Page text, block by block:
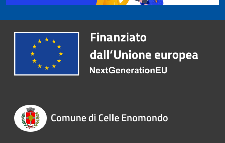
Comune di Celle Enomondo